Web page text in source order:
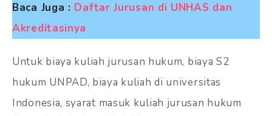
Baca Juga : Daftar Jurusan di UNHAS dan
Akreditasinya
Untuk biaya kuliah jurusan hukum, biaya S2
hukum UNPAD, biaya kuliah di universitas
Indonesia, syarat masuk kuliah jurusan hukum